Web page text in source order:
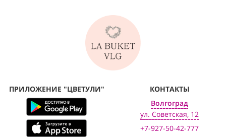
ПРИЛОЖЕНИЕ "ЦВЕТУЛИ"
КОНТАКТЫ
Волгоград
ул. Советская, 12
+7-927-50-42-777